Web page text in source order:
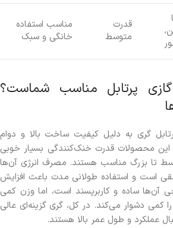
قدرت
متوسط
مناسب استفاده
خانگی و سبک
گازی پرتابل مناسب شماست؟
گری به دلیل کیفیت ساخت بالا و دوام
محصولات قدرت خنک‌کنندگی بسیار خوبی
تا بزرگ مناسب هستند. مصرف انرژی آن‌ها
است و استفاده طولانی مدت باعث افزایش
آن‌ها ساده و کاربرپسند است، اما وزن کمی
کمی دشوار می‌کند. در کل، گری گزینه‌ای عالی
عملکرد و طول عمر بالا هستند.